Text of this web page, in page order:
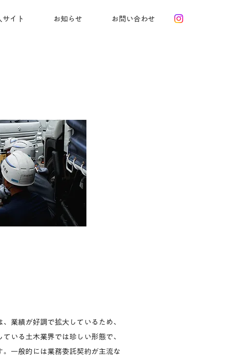
サイト お知らせ お問い合わせ
業績が好調で拡大しているため、
いる土木業界では珍しい形態で、
一般的には業務委託契約が主流な